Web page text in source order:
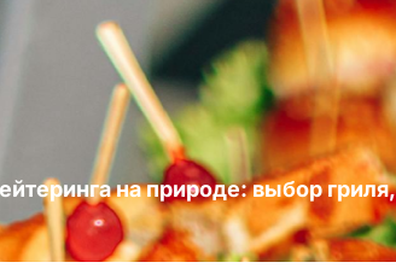
на природе: выбор